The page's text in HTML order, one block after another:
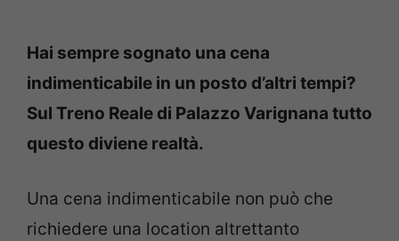
Hai sempre sognato una cena
indimenticabile in un posto d’altri tempi?
Sul Treno Reale di Palazzo Varignana tutto
questo diviene realtà.
Una cena indimenticabile non può che
richiedere una location altrettanto